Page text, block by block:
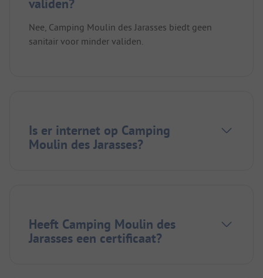
validen?
Nee, Camping Moulin des Jarasses biedt geen
sanitair voor minder validen.
Is er internet op Camping
Moulin des Jarasses?
Heeft Camping Moulin des
Jarasses een certificaat?